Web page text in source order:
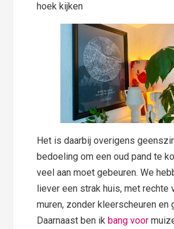
hoek kijken
Het is daarbij overigens
bedoeling om een oud pand te
veel aan moet gebeuren. We
liever een strak huis, met rechte
muren, zonder kleerscheuren en
Daarnaast ben ik bang voor